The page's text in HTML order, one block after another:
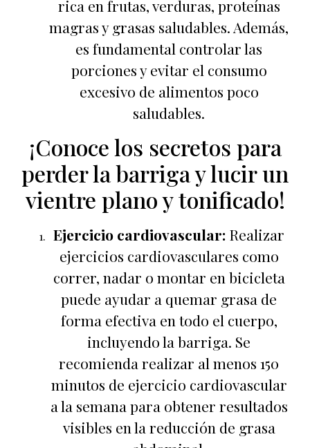
rica en frutas, verduras, proteínas
magras y grasas saludables. Además,
es fundamental controlar las
porciones y evitar el consumo
excesivo de alimentos poco
saludables.
¡Conoce los secretos para
perder la barriga y lucir un
vientre plano y tonificado!
Ejercicio cardiovascular: Realizar
ejercicios cardiovasculares como
correr, nadar o montar en bicicleta
puede ayudar a quemar grasa de
forma efectiva en todo el cuerpo,
incluyendo la barriga. Se
recomienda realizar al menos 150
minutos de ejercicio cardiovascular
a la semana para obtener resultados
visibles en la reducción de grasa